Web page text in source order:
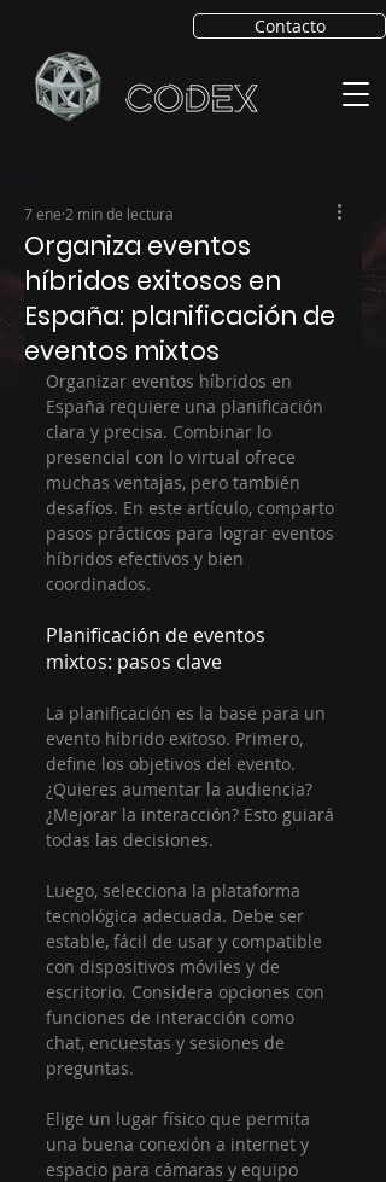
Contacto
Organiza eventos
híbridos exitosos en
España: planificación de
eventos mixtos
7 ene 2 min de lectura
Organizar eventos híbridos en
España requiere una planificación
clara y precisa. Combinar lo
presencial con lo virtual ofrece
muchas ventajas, pero también
desafíos. En este artículo, comparto
pasos prácticos para lograr eventos
híbridos efectivos y bien
coordinados.
Planificación de eventos
mixtos: pasos clave
La planificación es la base para un
evento híbrido exitoso. Primero,
define los objetivos del evento.
¿Quieres aumentar la audiencia?
¿Mejorar la interacción? Esto guiará
todas las decisiones.
Luego, selecciona la plataforma
tecnológica adecuada. Debe ser
estable, fácil de usar y compatible
con dispositivos móviles y de
escritorio. Considera opciones con
funciones de interacción como
chat, encuestas y sesiones de
preguntas.
Elige un lugar físico que permita
una buena conexión a internet y
espacio para cámaras y equipo